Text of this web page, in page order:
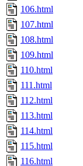
106.html
107.html
108.html
109.html
110.html
111.html
112.html
113.html
114.html
115.html
116.html